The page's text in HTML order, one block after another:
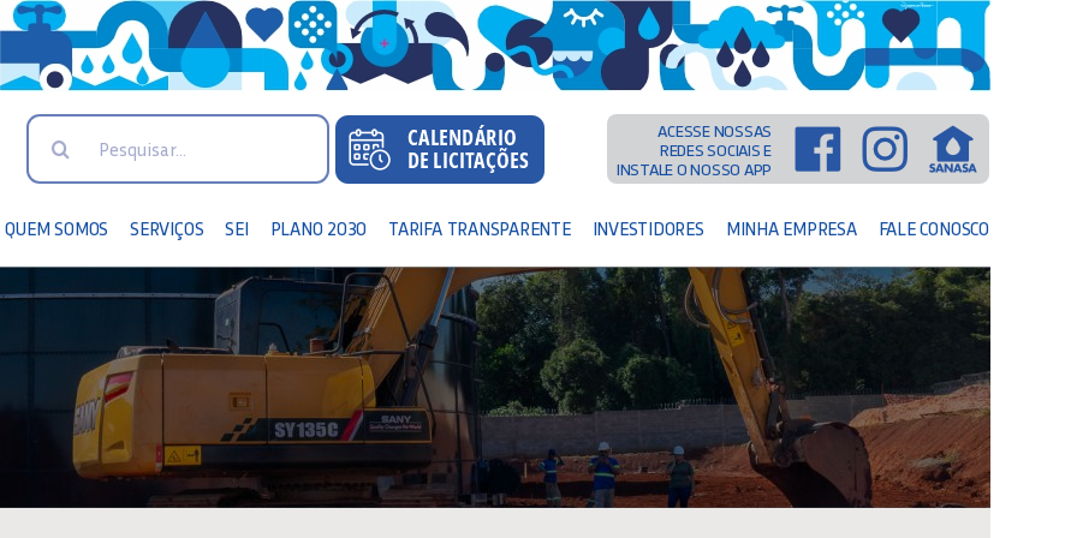
Search
ACESSE NOSSAS
REDES SOCIAIS E
INSTALE O NOSSO APP
QUEM SOMOS SERVIÇOS SEI PLANO 2030 TARIFA TRANSPARENTE INVESTIDORES MINHA EMPRESA FALE CONOSCO